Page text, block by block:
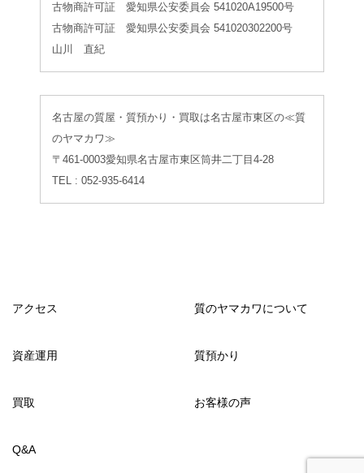
古物商許可証 愛知県公安委員会 541020A19500号
古物商許可証 愛知県公安委員会 541020302200号
山川 直紀
名古屋の質屋・質預かり・買取は名古屋市東区の≪質
のヤマカワ≫
〒461-0003愛知県名古屋市東区筒井二丁目4-28
TEL : 052-935-6414
アクセス 質のヤマカワについて
資産運用 質預かり
買取 お客様の声
Q&A